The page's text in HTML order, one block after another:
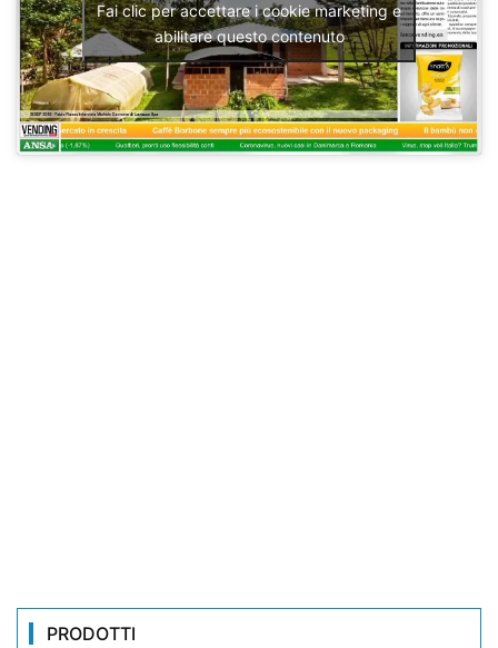
Fai clic per accettare i cookie marketing e
abilitare questo contenuto
PRODOTTI